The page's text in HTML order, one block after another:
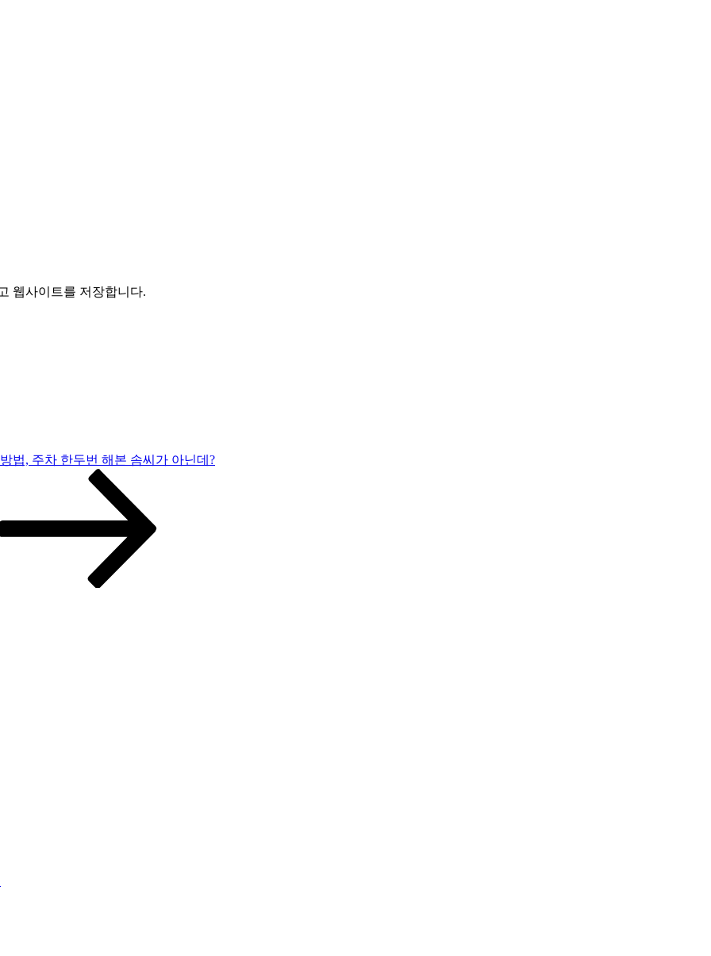
웹사이트를 저장합니다.
법, 주차 한두번 해본 솜씨가 아닌데?